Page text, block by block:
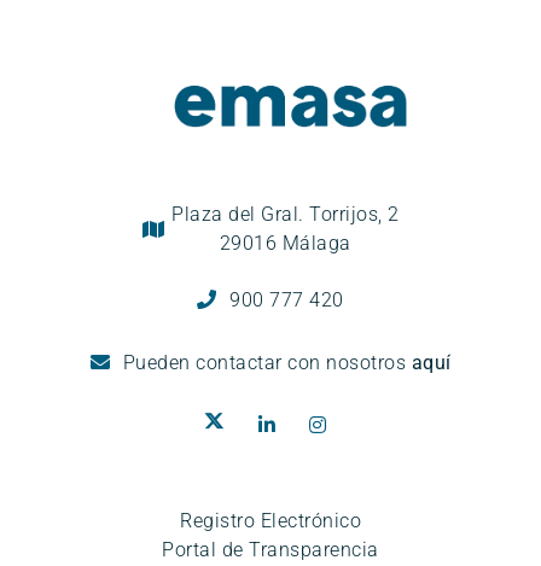
Plaza del Gral. Torrijos, 2
29016 Málaga
900 777 420
Pueden contactar con nosotros aquí
Registro Electrónico
Portal de Transparencia